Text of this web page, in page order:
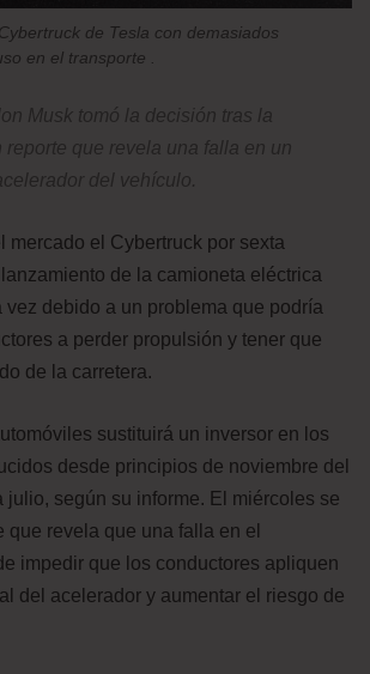
de Tesla con demasiados
en el transporte .
Musk tomó la decisión tras la
que revela una falla en un
del vehículo.
mercado el Cybertruck por sexta
de la camioneta eléctrica
vez debido a un problema que podría
a perder propulsión y tener que
de la carretera.
sustituirá un inversor en los
desde principios de noviembre del
julio, según su informe. El miércoles se
que revela que una falla en el
impedir que los conductores apliquen
del acelerador y aumentar el riesgo de